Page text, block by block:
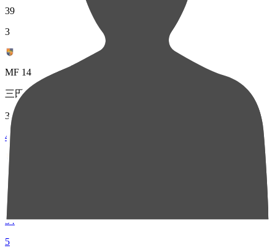
39
3
MF 14
三田 尚希
35
4
DF 20
吉村 弦
34
5